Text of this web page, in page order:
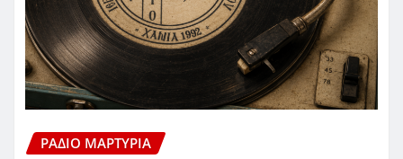
ΡΆΔΙΟ ΜΑΡΤΥΡΊΑ